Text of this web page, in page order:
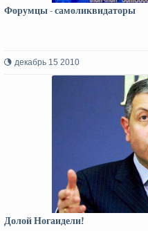
Форумцы - самоликвидаторы
декабрь 15 2010
Долой Ногаидели!